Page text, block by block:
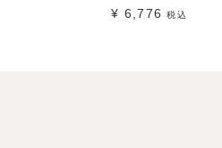
¥ 6,776 税込